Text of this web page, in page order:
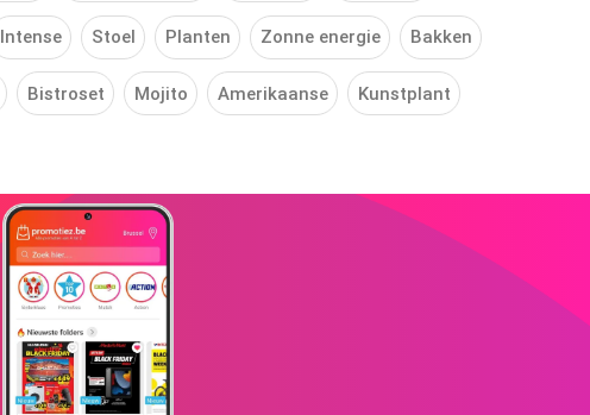
Intense Stoel Planten Zonne energie Bakken
Bistroset Mojito Amerikaanse Kunstplant